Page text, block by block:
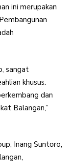
ini merupakan
sangat
khusus.
dan
Balangan,”
Inang Suntoro,